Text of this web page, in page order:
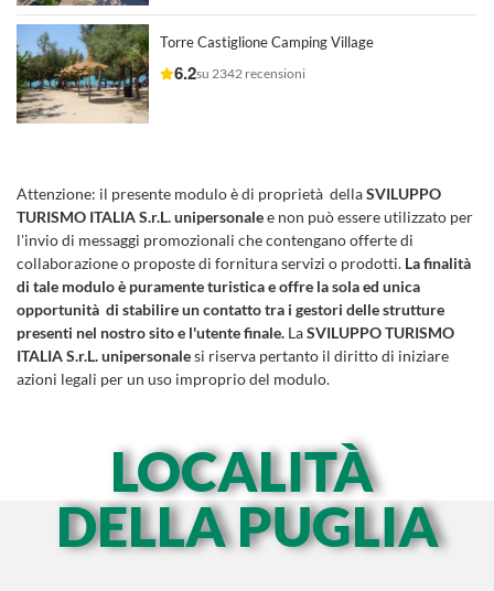
Torre Castiglione Camping Village
6.2su 2342 recensioni
Attenzione: il presente modulo è di proprietà dellaSVILUPPO
TURISMO ITALIA S.r.L. unipersonalee non può essere utilizzato per
l'invio di messaggi promozionali che contengano offerte di
collaborazione o proposte di fornitura servizi o prodotti. La finalità
di tale modulo è puramente turistica e offre la sola ed unica
opportunità di stabilire un contatto tra i gestori delle strutture
presenti nel nostro sito e l'utente finale. LaSVILUPPO TURISMO
ITALIA S.r.L. unipersonalesi riserva pertanto il diritto di iniziare
azioni legali per un uso improprio del modulo.
LOCALITÀ
DELLA PUGLIA